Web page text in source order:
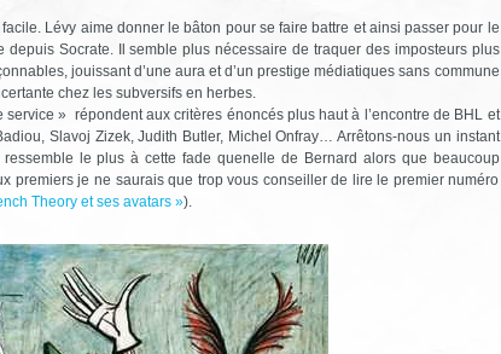
Lévy aime donner le bâton pour se faire battre et ainsi passer pour le
Socrate. Il semble plus nécessaire de traquer des imposteurs plus
jouissant d’une aura et d’un prestige médiatiques sans commune
chez les subversifs en herbes.
service » répondent aux critères énoncés plus haut à l’encontre de BHL et
Slavoj Zizek, Judith Butler, Michel Onfray… Arrêtons-nous un instant
le plus à cette fade quenelle de Bernard alors que beaucoup
premiers je ne saurais que trop vous conseiller de lire le premier numéro
Theory et ses avatars »).